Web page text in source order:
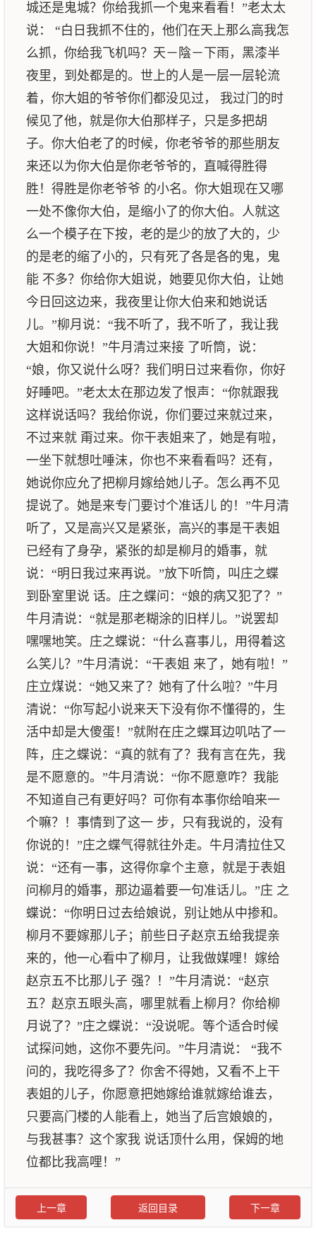
城还是鬼城？你给我抓一个鬼来看看！”老太太
说： “白日我抓不住的，他们在天上那么高我怎
么抓，你给我飞机吗？天－陰－下雨，黑漆半
夜里，到处都是的。世上的人是一层一层轮流
着，你大姐的爷爷你们都没见过， 我过门的时
候见了他，就是你大伯那样子，只是多把胡
子。你大伯老了的时候，你老爷爷的那些朋友
来还以为你大伯是你老爷爷的，直喊得胜得
胜！得胜是你老爷爷 的小名。你大姐现在又哪
一处不像你大伯，是缩小了的你大伯。人就这
么一个模子在下按，老的是少的放了大的，少
的是老的缩了小的，只有死了各是各的鬼，鬼
能 不多？你给你大姐说，她要见你大伯，让她
今日回这边来，我夜里让你大伯来和她说话
儿。”柳月说：“我不听了，我不听了，我让我
大姐和你说！”牛月清过来接 了听筒，说：
“娘，你又说什么呀？我们明日过来看你，你好
好睡吧。”老太太在那边发了恨声：“你就跟我
这样说话吗？我给你说，你们要过来就过来，
不过来就 甭过来。你干表姐来了，她是有啦，
一坐下就想吐唾沫，你也不来看看吗？还有，
她说你应允了把柳月嫁给她儿子。怎么再不见
提说了。她是来专门要讨个准话儿 的！”牛月清
听了，又是高兴又是紧张，高兴的事是干表姐
已经有了身孕，紧张的却是柳月的婚事，就
说：“明日我过来再说。”放下听筒，叫庄之蝶
到卧室里说 话。庄之蝶问：“娘的病又犯了？”
牛月清说：“就是那老糊涂的旧样儿。”说罢却
嘿嘿地笑。庄之蝶说：“什么喜事儿，用得着这
么笑儿？”牛月清说：“干表姐 来了，她有啦！”
庄立煤说：“她又来了？她有了什么啦？”牛月
清说：“你写起小说来天下没有你不懂得的，生
活中却是大傻蛋！”就附在庄之蝶耳边叽咕了一
阵，庄之蝶说：“真的就有了？我有言在先，我
是不愿意的。”牛月清说：“你不愿意咋？我能
不知道自己有更好吗？可你有本事你给咱来一
个嘛？！事情到了这一 步，只有我说的，没有
你说的！”庄之蝶气得就往外走。牛月清拉住又
说：“还有一事，这得你拿个主意，就是于表姐
问柳月的婚事，那边逼着要一句准话儿。”庄 之
蝶说：“你明日过去给娘说，别让她从中掺和。
柳月不要嫁那儿子；前些日子赵京五给我提亲
来的，他一心看中了柳月，让我做媒哩！嫁给
赵京五不比那儿子 强？！”牛月清说：“赵京
五？赵京五眼头高，哪里就看上柳月？你给柳
月说了？”庄之蝶说：“没说呢。等个适合时候
试探问她，这你不要先问。”牛月清说： “我不
问的，我吃得多了？你舍不得她，又看不上干
表姐的儿子，你愿意把她嫁给谁就嫁给谁去，
只要高门楼的人能看上，她当了后宫娘娘的，
与我甚事？这个家我 说话顶什么用，保姆的地
位都比我高哩！”
上一章 返回目录 下一章